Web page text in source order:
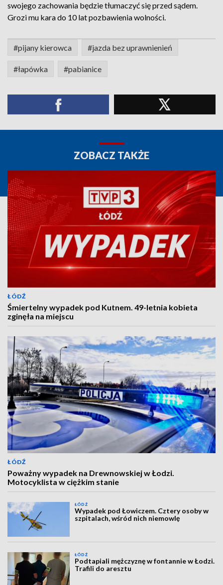
swojego zachowania będzie tłumaczyć się przed sądem.
Grozi mu kara do 10 lat pozbawienia wolności.
#pijany kierowca #jazda bez uprawnienień
#łapówka #pabianice
ZOBACZ TAKŻE
ŁÓDŹ
Śmiertelny wypadek pod Kutnem. 49-letnia kobieta
zginęła na miejscu
ŁÓDŹ
Poważny wypadek na Drewnowskiej w Łodzi.
Motocyklista w ciężkim stanie
ŁÓDŹ
Wypadek pod Łowiczem. Cztery osoby w
szpitalach, wśród nich niemowlę
ŁÓDŹ
Podtapiali mężczyznę w fontannie w Łodzi.
Trafili do aresztu